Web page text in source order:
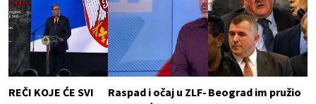
REČI KOJE ĆE SVI
Raspad i očaj u ZLF- Beograd im pružio